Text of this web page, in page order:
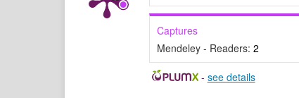
Captures
Mendeley - Readers: 2
- see details